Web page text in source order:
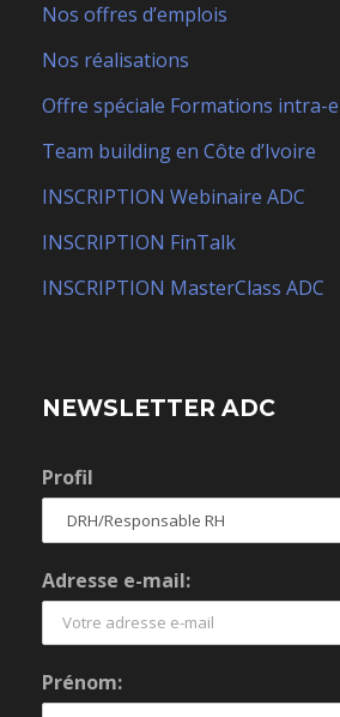
Nos offres d’emplois
Nos réalisations
Offre spéciale Formations intra-
Team building en Côte d’Ivoire
INSCRIPTION Webinaire ADC
INSCRIPTION FinTalk
INSCRIPTION MasterClass ADC
NEWSLETTER ADC
Profil
Adresse e-mail:
Prénom: